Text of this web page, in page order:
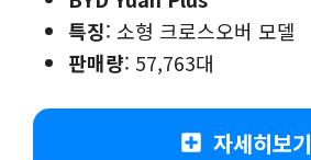
특징: 소형 크로스오버 모델
판매량: 57,763대
자세히보기